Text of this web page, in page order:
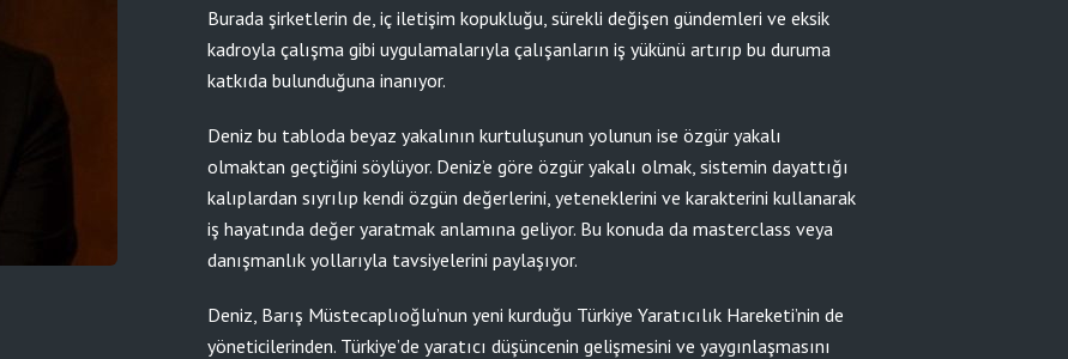
Burada şirketlerin de, iç iletişim kopukluğu, sürekli değişen gündemleri ve eksik
kadroyla çalışma gibi uygulamalarıyla çalışanların iş yükünü artırıp bu duruma
katkıda bulunduğuna inanıyor.
Deniz bu tabloda beyaz yakalının kurtuluşunun yolunun ise özgür yakalı
olmaktan geçtiğini söylüyor. Deniz’e göre özgür yakalı olmak, sistemin dayattığı
kalıplardan sıyrılıp kendi özgün değerlerini, yeteneklerini ve karakterini kullanarak
iş hayatında değer yaratmak anlamına geliyor. Bu konuda da masterclass veya
danışmanlık yollarıyla tavsiyelerini paylaşıyor.
Deniz, Barış Müstecaplıoğlu’nun yeni kurduğu Türkiye Yaratıcılık Hareketi’nin de
yöneticilerinden. Türkiye’de yaratıcı düşüncenin gelişmesini ve yaygınlaşmasını